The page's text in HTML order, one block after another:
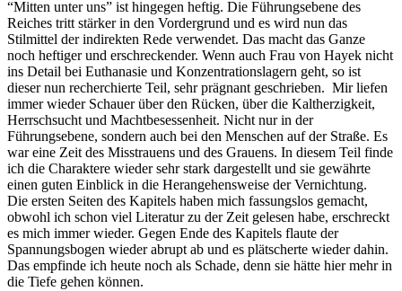
“Mitten unter uns” ist hingegen heftig. Die Führungsebene des
Reiches tritt stärker in den Vordergrund und es wird nun das
Stilmittel der indirekten Rede verwendet. Das macht das Ganze
noch heftiger und erschreckender. Wenn auch Frau von Hayek nicht
ins Detail bei Euthanasie und Konzentrationslagern geht, so ist
dieser nun recherchierte Teil, sehr prägnant geschrieben. Mir liefen
immer wieder Schauer über den Rücken, über die Kaltherzigkeit,
Herrschsucht und Machtbesessenheit. Nicht nur in der
Führungsebene, sondern auch bei den Menschen auf der Straße. Es
war eine Zeit des Misstrauens und des Grauens. In diesem Teil finde
ich die Charaktere wieder sehr stark dargestellt und sie gewährte
einen guten Einblick in die Herangehensweise der Vernichtung.
Die ersten Seiten des Kapitels haben mich fassungslos gemacht,
obwohl ich schon viel Literatur zu der Zeit gelesen habe, erschreckt
es mich immer wieder. Gegen Ende des Kapitels flaute der
Spannungsbogen wieder abrupt ab und es plätscherte wieder dahin.
Das empfinde ich heute noch als Schade, denn sie hätte hier mehr in
die Tiefe gehen können.